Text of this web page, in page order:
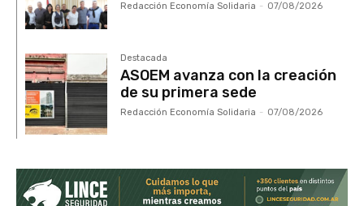
Redacción Economía Solidaria - 07/08/2026
Destacada
ASOEM avanza con la creación
de su primera sede
Redacción Economía Solidaria - 07/08/2026